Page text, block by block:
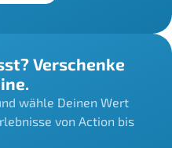
Verschenke
wähle Deinen Wert
von Action bis